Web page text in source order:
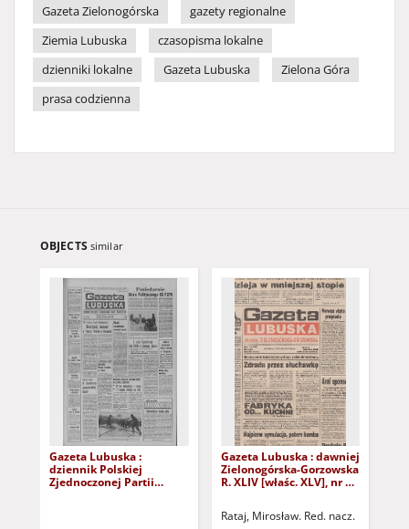
Gazeta Zielonogórska
gazety regionalne
Ziemia Lubuska
czasopisma lokalne
dzienniki lokalne
Gazeta Lubuska
Zielona Góra
prasa codzienna
OBJECTS similar
Gazeta Lubuska :
dziennik Polskiej
Zjednoczonej Partii
Gazeta Lubuska : dawniej
Zielonogórska-Gorzowska
R. XLIV [właśc. XLV], nr 52
Rataj, Mirosław. Red. nacz.